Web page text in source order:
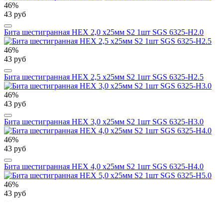
46%
43 руб
Бита шестигранная HEX 2,0 х25мм S2 1шт SGS 6325-H2.0
46%
43 руб
Бита шестигранная HEX 2,5 х25мм S2 1шт SGS 6325-H2.5
46%
43 руб
Бита шестигранная HEX 3,0 х25мм S2 1шт SGS 6325-H3.0
46%
43 руб
Бита шестигранная HEX 4,0 х25мм S2 1шт SGS 6325-H4.0
46%
43 руб